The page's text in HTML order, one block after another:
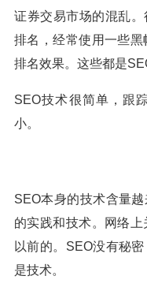
证券交易市场的混乱
排名，经常使用一些黑
排名效果。这些都是
SEO技术很简单，跟
小。
SEO本身的技术含量
的实践和技术。网络
以前的。SEO没有秘
是技术。